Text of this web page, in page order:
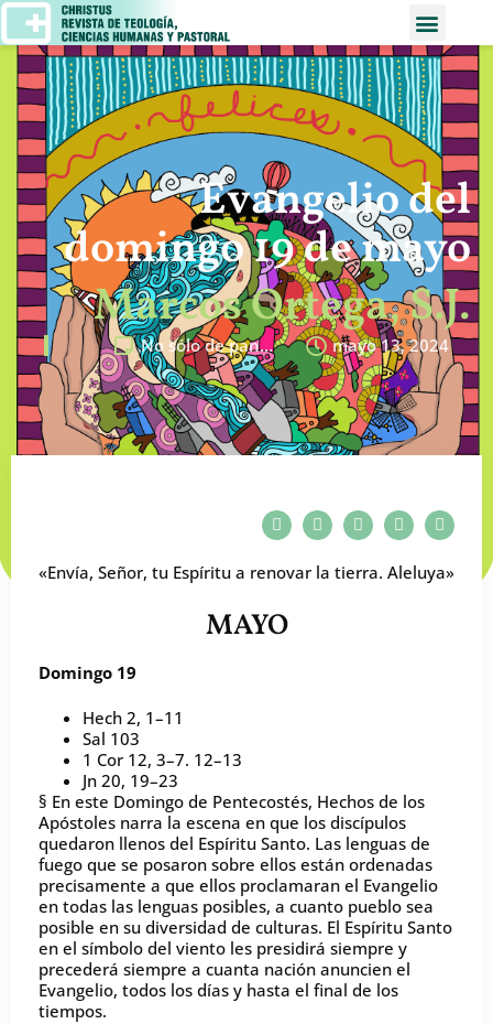
Evangelio del
domingo 19 de mayo
Marcos Ortega, S.J.
No sólo de pan… mayo 13, 2024
«Envía, Señor, tu Espíritu a renovar la tierra. Aleluya»
MAYO
Domingo 19
Hech 2, 1–11
Sal 103
1 Cor 12, 3–7. 12–13
Jn 20, 19–23
§ En este Domingo de Pentecostés, Hechos de los
Apóstoles narra la escena en que los discípulos
quedaron llenos del Espíritu Santo. Las lenguas de
fuego que se posaron sobre ellos están ordenadas
precisamente a que ellos proclamaran el Evangelio
en todas las lenguas posibles, a cuanto pueblo sea
posible en su diversidad de culturas. El Espíritu Santo
en el símbolo del viento les presidirá siempre y
precederá siempre a cuanta nación anuncien el
Evangelio, todos los días y hasta el final de los
tiempos.